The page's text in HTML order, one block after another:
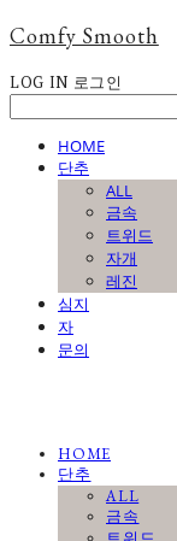
Comfy Smooth
LOG IN 로그인
HOME
단추
ALL
금속
트위드
자개
레진
심지
자
문의
HOME
단추
ALL
금속